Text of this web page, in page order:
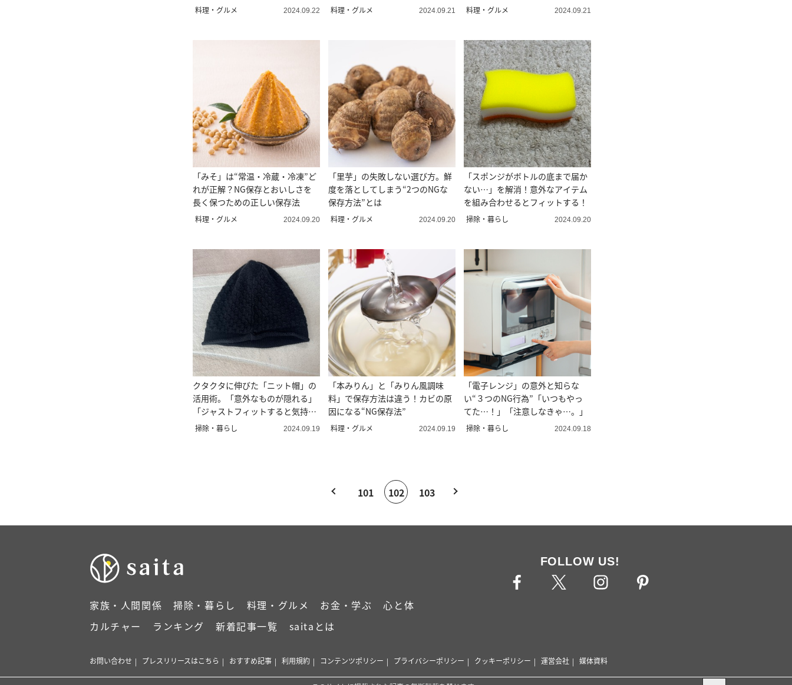
料理・グルメ 2024.09.22 料理・グルメ 2024.09.21 料理・グルメ 2024.09.21
「みそ」は“常温・冷蔵・冷凍”ど
れが正解？NG保存とおいしさを
長く保つための正しい保存法
料理・グルメ 2024.09.20
「里芋」の失敗しない選び方。鮮
度を落としてしまう“2つのNGな
保存方法”とは
料理・グルメ 2024.09.20
「スポンジがボトルの底まで届か
ない…」を解消！意外なアイテム
を組み合わせるとフィットする！
掃除・暮らし 2024.09.20
クタクタに伸びた「ニット帽」の
活用術。「意外なものが隠れる」
「ジャストフィットすると気持ち
いい…！」
掃除・暮らし 2024.09.19
「本みりん」と「みりん風調味
料」で保存方法は違う！カビの原
因になる“NG保存法”
料理・グルメ 2024.09.19
「電子レンジ」の意外と知らな
い“３つのNG行為”「いつもやっ
てた…！」「注意しなきゃ…。」
掃除・暮らし 2024.09.18
101 102 103
家族・人間関係 掃除・暮らし 料理・グルメ お金・学ぶ
心と体
カルチャー
ランキング 新着記事一覧 saitaとは
FOLLOW US!
お問い合わせ プレスリリースはこちら おすすめ記事 利用規約 コンテンツポリシー プライバシーポリシー クッキーポリシー 運営会社 媒体資料